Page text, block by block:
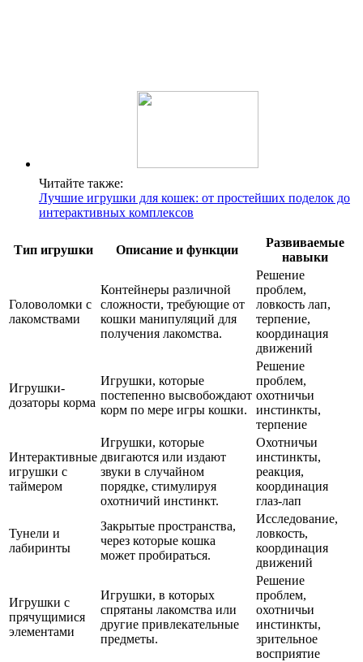
Читайте также:
Лучшие игрушки для кошек: от простейших поделок до
интерактивных комплексов
Тип игрушки Описание и функции
Развиваемые
навыки
Головоломки с
лакомствами
Контейнеры различной
сложности, требующие от
кошки манипуляций для
получения лакомства.
Решение
проблем,
ловкость лап,
терпение,
координация
движений
Игрушки-
дозаторы корма
Игрушки, которые
постепенно высвобождают
корм по мере игры кошки.
Решение
проблем,
охотничьи
инстинкты,
терпение
Интерактивные
игрушки с
таймером
Игрушки, которые
двигаются или издают
звуки в случайном
порядке, стимулируя
охотничий инстинкт.
Охотничьи
инстинкты,
реакция,
координация
глаз-лап
Тунели и
лабиринты
Закрытые пространства,
через которые кошка
может пробираться.
Исследование,
ловкость,
координация
движений
Игрушки с
прячущимися
элементами
Игрушки, в которых
спрятаны лакомства или
другие привлекательные
предметы.
Решение
проблем,
охотничьи
инстинкты,
зрительное
восприятие